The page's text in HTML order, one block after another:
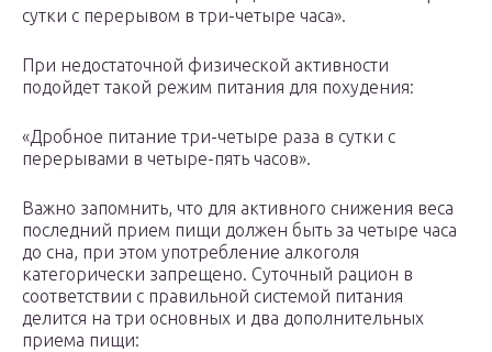
сутки с перерывом в три-четыре часа».
При недостаточной физической активности
подойдет такой режим питания для похудения:
«Дробное питание три-четыре раза в сутки с
перерывами в четыре-пять часов».
Важно запомнить, что для активного снижения веса
последний прием пищи должен быть за четыре часа
до сна, при этом употребление алкоголя
категорически запрещено. Суточный рацион в
соответствии с правильной системой питания
делится на три основных и два дополнительных
приема пищи: